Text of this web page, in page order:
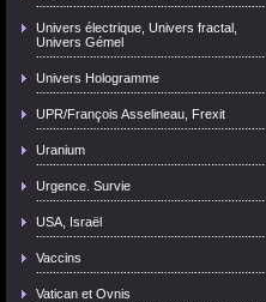
Univers électrique, Univers fractal,
Univers Gémel
Univers Hologramme
UPR/François Asselineau, Frexit
Uranium
Urgence. Survie
USA, Israël
Vaccins
Vatican et Ovnis